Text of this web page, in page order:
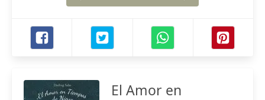
El Amor en